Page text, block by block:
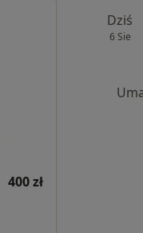
400 zł
Dziś
6 Sie